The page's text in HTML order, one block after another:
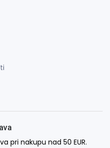
pri nakupu nad 50 EUR.